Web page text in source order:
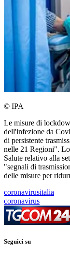
© IPA
Le misure di
dell'infezione da
di persistente
nelle 21 Regioni".
Salute relativo alla
"segnali di
delle misure per
coronavirusitalia
coronavirus
Seguici su